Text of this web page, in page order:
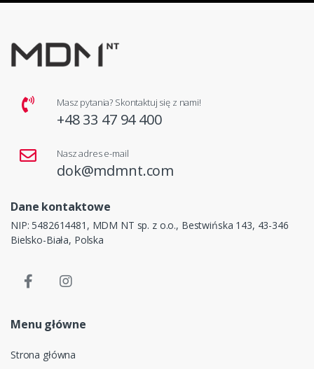
Masz pytania? Skontaktuj się z nami!
+48 33 47 94 400
Nasz adres e-mail
dok@mdmnt.com
Dane kontaktowe
NIP: 5482614481, MDM NT sp. z o.o., Bestwińska 143, 43-346
Bielsko-Biała, Polska
Menu główne
Strona główna